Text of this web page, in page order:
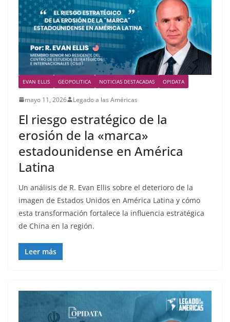
EVAN ELLIS GEOPOLITICA NOTICIAS DESTACADAS OPIDATA
mayo 11, 2026 Legado a las Américas
El riesgo estratégico de la
erosión de la «marca»
estadounidense en América
Latina
Un análisis de R. Evan Ellis sobre el deterioro de la
imagen de Estados Unidos en América Latina y cómo
esta transformación fortalece la influencia estratégica
de China en la región.
Leer más